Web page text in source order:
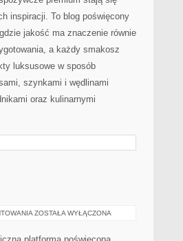
inspiracji. To blog poświęcony
jakość ma znaczenie równie
a każdy smakosz
luksusowe w sposób
szynkami i wędlinami
oraz kulinarnymi
SPRZĘT
ZOSTAŁA WYŁĄCZONA